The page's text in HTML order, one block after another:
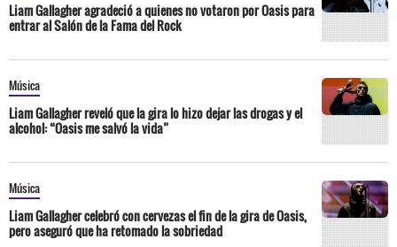
Liam Gallagher agradeció a quienes no votaron por Oasis para
entrar al Salón de la Fama del Rock
Música
Liam Gallagher reveló que la gira lo hizo dejar las drogas y el
alcohol: “Oasis me salvó la vida”
Música
Liam Gallagher celebró con cervezas el fin de la gira de Oasis,
pero aseguró que ha retomado la sobriedad